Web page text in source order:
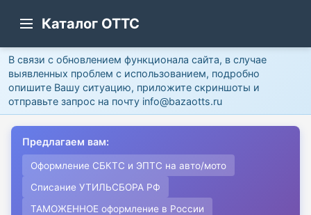
Каталог ОТТС
В связи с обновлением функционала сайта, в случае
выявленных проблем с использованием, подробно
опишите Вашу ситуацию, приложите скриншоты и
отправьте запрос на почту info@bazaotts.ru
Предлагаем вам:
Оформление СБКТС и ЭПТС на авто/мото
Списание УТИЛЬСБОРА РФ
ТАМОЖЕННОЕ оформление в России